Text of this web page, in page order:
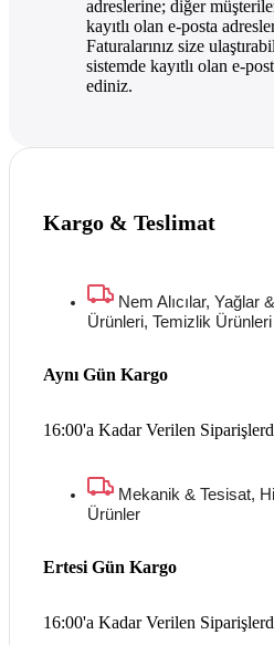
adreslerine; diğer
kayıtlı olan e-posta
Faturalarınız size
sistemde kayıtlı olan e-
ediniz.
Kargo & Teslimat
Nem Alıcılar, Yağlar
Ürünleri, Temizlik Ürünleri
16:00'a Kadar Verilen
Aynı Gün Kargo
Mekanik & Tesisat,
Ürünler
16:00'a Kadar Verilen
Ertesi Gün Kargo